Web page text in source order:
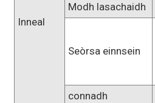
Inneal
Modh lasachaidh
Seòrsa einnsein
connadh